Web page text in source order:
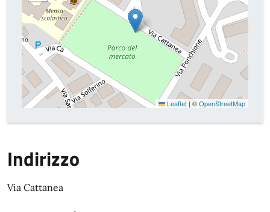
Leaflet | ©OpenStreetMap
Indirizzo
Via Cattanea